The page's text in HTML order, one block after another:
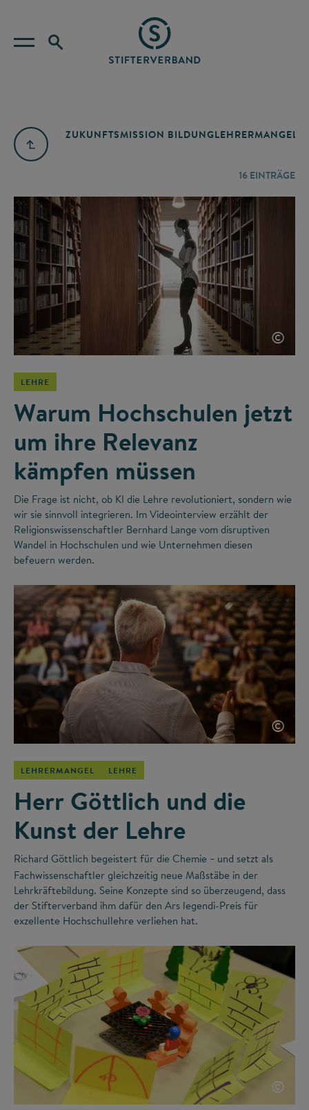
ZUKUNFTSMISSION BILDUNGLEHRERMANGEL
16 EINTRÄGE
©
LEHRE
Warum Hochschulen jetzt
um ihre Relevanz
kämpfen müssen
Die Frage ist nicht, ob KI die Lehre revolutioniert, sondern wie
wir sie sinnvoll integrieren. Im Videointerview erzählt der
Religionswissenschaftler Bernhard Lange vom disruptiven
Wandel in Hochschulen und wie Unternehmen diesen
befeuern werden.
©
LEHRERMANGEL LEHRE
Herr Göttlich und die
Kunst der Lehre
Richard Göttlich begeistert für die Chemie – und setzt als
Fachwissenschaftler gleichzeitig neue Maßstäbe in der
Lehrkräftebildung. Seine Konzepte sind so überzeugend, dass
der Stifterverband ihm dafür den Ars legendi-Preis für
exzellente Hochschullehre verliehen hat.
©